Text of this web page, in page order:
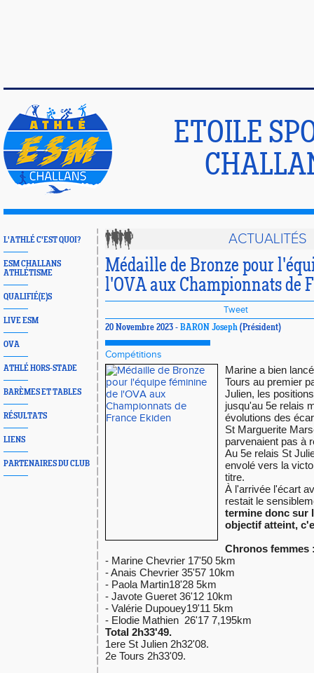
ETOILE
L'ATHLÉ C'EST QUOI?
ESM CHALLANS
ATHLÉTISME
QUALIFIÉ(E)S
LIVE ESM
OVA
ATHLÉ HORS-STADE
BARÈMES ET TABLES
RÉSULTATS
LIENS
PARTENAIRES DU CLUB
ACTUALITÉS
Médaille de Bronze pour
l'OVA aux Championnats de
Tweet
20 Novembre 2023 - BARON Joseph (Président)
Compétitions
Marine a bien
Tours au premier
Julien, les
jusqu'au 5e relais
évolutions des
St Marguerite
parvenaient pas à
Au 5e relais St
envolé vers la
titre.
À l'arrivée l'écart
restait le
termine donc sur
objectif atteint,
Chronos femmes
- Marine Chevrier 17'50 5km
- Anais Chevrier 35'57 10km
- Paola Martin18'28 5km
- Javote Gueret 36'12 10km
- Valérie Dupouey19'11 5km
- Elodie Mathien 26'17 7,195km
Total 2h33'49.
1ere St Julien 2h32'08.
2e Tours 2h33'09.